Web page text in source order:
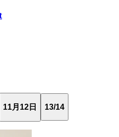
11月12日 13/14